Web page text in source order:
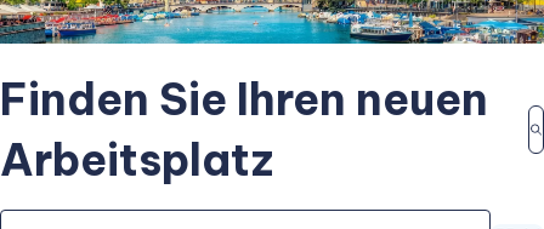
Finden Sie Ihren neuen
Arbeitsplatz